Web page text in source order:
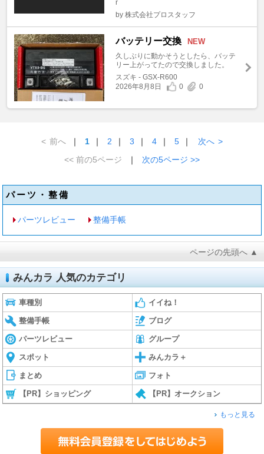
r
by 株式会社プロスタッフ
バッテリー交換 NEW
久しぶりに動かそうとしたら、バッテ
リー上がってたので交換しました。
スズキ - GSX-R600
2026年8月8日
0 0
< 前へ ｜ 1 ｜ 2 ｜ 3 ｜ 4 ｜ 5 ｜ 次へ >
<< 前の5ページ
｜ 次の5ページ >>
パーツ・整備
パーツレビュー 整備手帳
ページの先頭へ ▲
みんカラ 人気のカテゴリ
車種別 イイね！
整備手帳 ブログ
パーツレビュー グループ
スポット みんカラ＋
まとめ フォト
【PR】ショッピング 【PR】オークション
もっと見る